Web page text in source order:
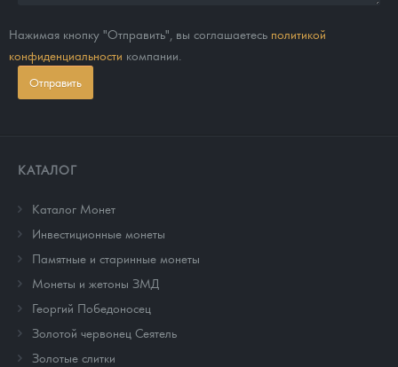
Нажимая кнопку "Отправить", вы соглашаетесь политикой
конфиденциальности компании.
Отправить
КАТАЛОГ
Каталог Монет
Инвестиционные монеты
Памятные и старинные монеты
Монеты и жетоны ЗМД
Георгий Победоносец
Золотой червонец Сеятель
Золотые слитки